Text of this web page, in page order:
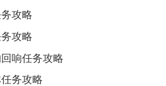
攻略
攻略
响任务攻略
务攻略